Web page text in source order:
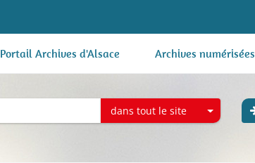
Portail Archives d'Alsace Archives numérisées
dans tout le site